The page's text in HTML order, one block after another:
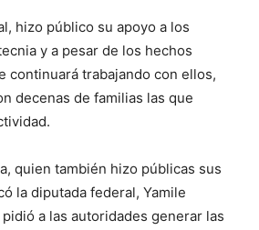
hizo público su apoyo a los
y a pesar de los hechos
continuará trabajando con ellos,
decenas de familias las que
quien también hizo públicas sus
la diputada federal, Yamile
a las autoridades generar las